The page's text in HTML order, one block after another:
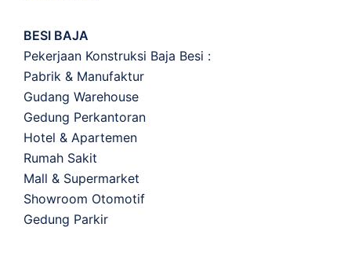
BESI BAJA
Pekerjaan Konstruksi Baja Besi :
Pabrik & Manufaktur
Gudang Warehouse
Gedung Perkantoran
Hotel & Apartemen
Rumah Sakit
Mall & Supermarket
Showroom Otomotif
Gedung Parkir